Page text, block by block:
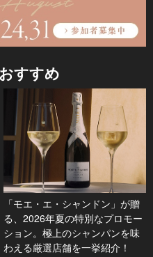
すすめ
「モエ・エ・シャンドン」が贈
る、2026年夏の特別なプロモー
ション。極上のシャンパンを味
わえる厳選店舗を一挙紹介！